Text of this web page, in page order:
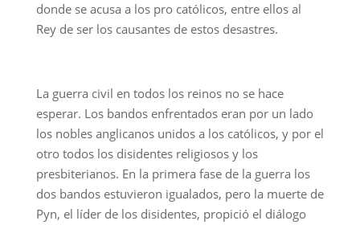
donde se acusa a los pro católicos, entre ellos al
Rey de ser los causantes de estos desastres.
La guerra civil en todos los reinos no se hace
esperar. Los bandos enfrentados eran por un lado
los nobles anglicanos unidos a los católicos, y por el
otro todos los disidentes religiosos y los
presbiterianos. En la primera fase de la guerra los
dos bandos estuvieron igualados, pero la muerte de
Pyn, el líder de los disidentes, propició el diálogo